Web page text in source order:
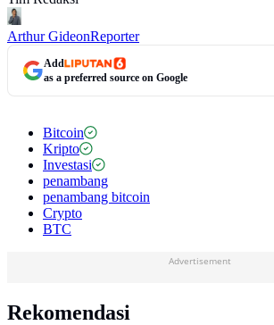
Arthur GideonReporter
Add
as a preferred source on Google
Bitcoin
Kripto
Investasi
penambang
penambang bitcoin
Crypto
BTC
Advertisement
Rekomendasi